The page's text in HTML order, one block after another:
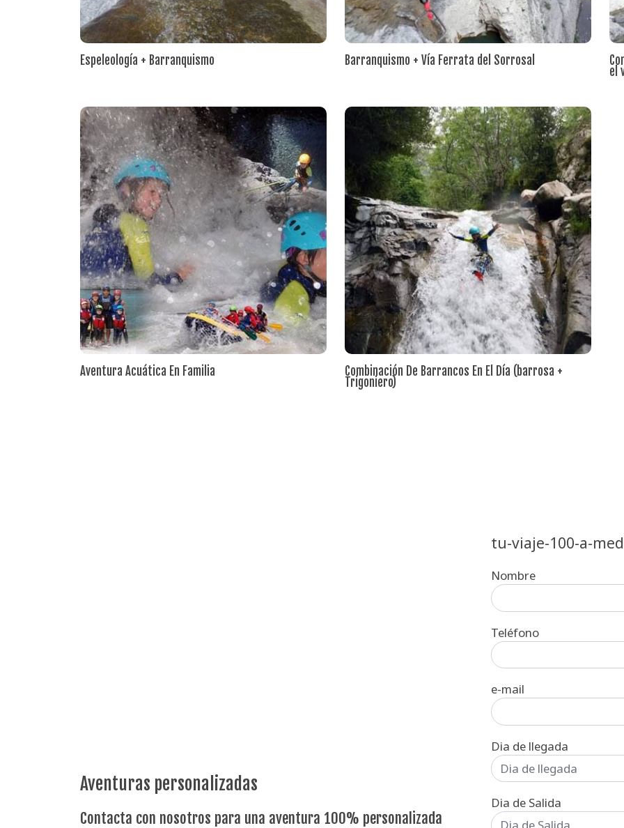
Espeleología + Barranquismo Barranquismo + Vía Ferrata del Sorrosal
el
Aventura Acuática En Familia Combinación De Barrancos En El Día (barrosa +
Trigoniero)
Aventuras personalizadas
Contacta con nosotros para una aventura 100% personalizada
tu-viaje-100-a-
Nombre
Teléfono
e-mail
Dia de llegada
Dia de Salida